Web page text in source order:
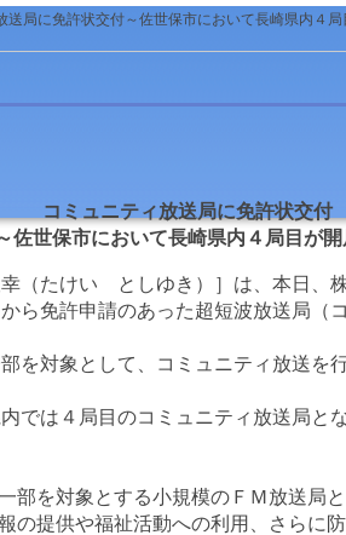
送局に免許状交付～佐世保市において長崎県内４局
コミュニティ放送局に免許状交付
佐世保市において長崎県内４局目が開
たけい としゆき）］は、本日、
免許申請のあった超短波放送局（
を対象として、コミュニティ放送を
では４局目のコミュニティ放送局とな
部を対象とする小規模のＦＭ放送局
の提供や福祉活動への利用、さらに